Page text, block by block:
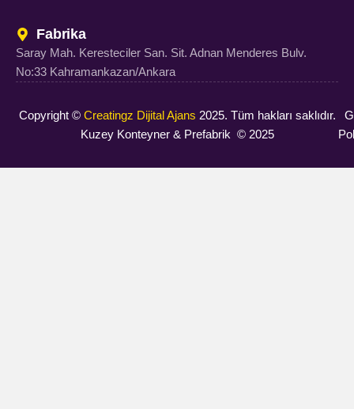
Fabrika
Saray Mah. Keresteciler San. Sit. Adnan Menderes Bulv.
No:33 Kahramankazan/Ankara
Copyright © Creatingz Dijital Ajans 2025. Tüm hakları saklıdır.
Kuzey Konteyner & Prefabrik © 2025